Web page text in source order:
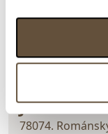
Jiří Mocek
78074.